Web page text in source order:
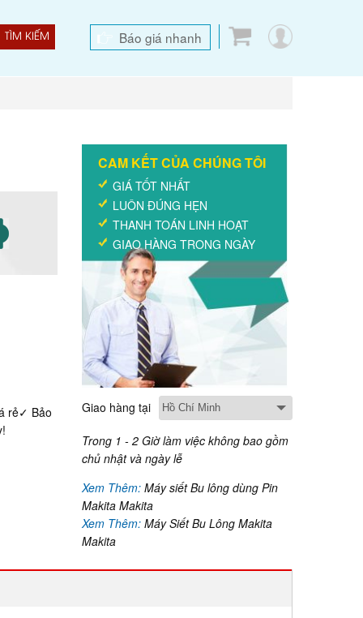
TÌM KIẾM Báo giá nhanh
rẻ✓ Bảo
CAM KẾT CỦA CHÚNG TÔI
GIÁ TỐT NHẤT
LUÔN ĐÚNG HẸN
THANH TOÁN LINH HOẠT
GIAO HÀNG TRONG NGÀY
Giao hàng tại
Trong 1 - 2 Giờ làm việc không bao gồm
chủ nhật và ngày lễ
Xem Thêm: Máy siết Bu lông dùng Pin
Makita Makita
Xem Thêm: Máy Siết Bu Lông Makita
Makita